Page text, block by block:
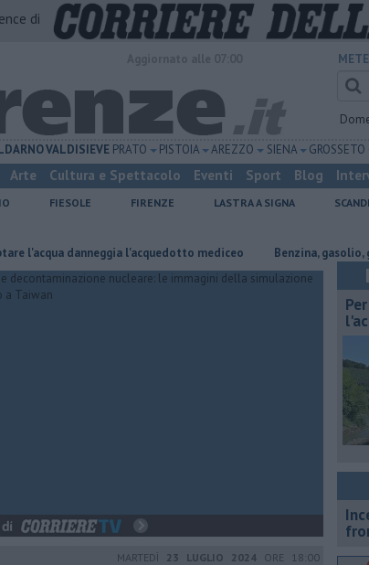
di
VALDISIEVE PRATO PISTOIA AREZZO SIENA GROSSETO
Arte Cultura e Spettacolo Eventi Sport Blog
FIESOLE FIRENZE LASTRA A SIGNA
danneggia l'acquedotto mediceo ​Benzina, gasolio, gpl,
MARTEDÌ 23 LUGLIO 2024 ORE 18:00